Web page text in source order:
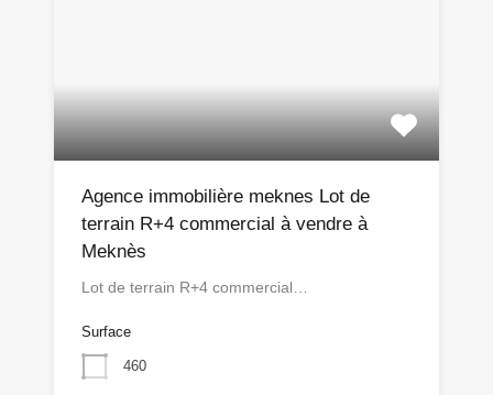
Agence immobilière meknes Lot de
terrain R+4 commercial à vendre à
Meknès
Lot de terrain R+4 commercial…
Surface
460